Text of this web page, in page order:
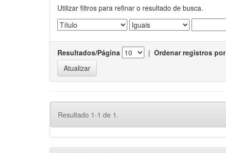
Utilizar filtros para refinar o resultado de busca.
Resultados/Página | Ordenar registros por
Resultado 1-1 de 1.